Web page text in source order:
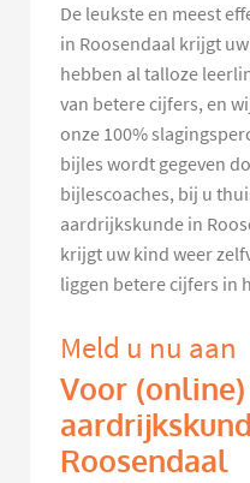
De leukste en meest
in Roosendaal krijgt
hebben al talloze
van betere cijfers, en
onze 100%
bijles wordt gegeven
bijlescoaches, bij u
aardrijkskunde in
krijgt uw kind weer
liggen betere cijfers in
Meld u nu aan
Voor
Roosendaal